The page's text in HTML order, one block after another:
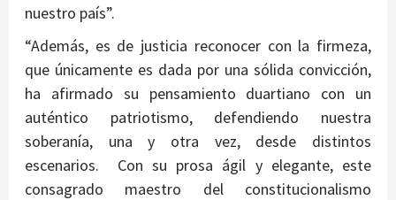
nuestro país”.
“Además, es de justicia reconocer con la firmeza,
que únicamente es dada por una sólida convicción,
ha afirmado su pensamiento duartiano con un
auténtico patriotismo, defendiendo nuestra
soberanía, una y otra vez, desde distintos
escenarios. Con su prosa ágil y elegante, este
consagrado maestro del constitucionalismo